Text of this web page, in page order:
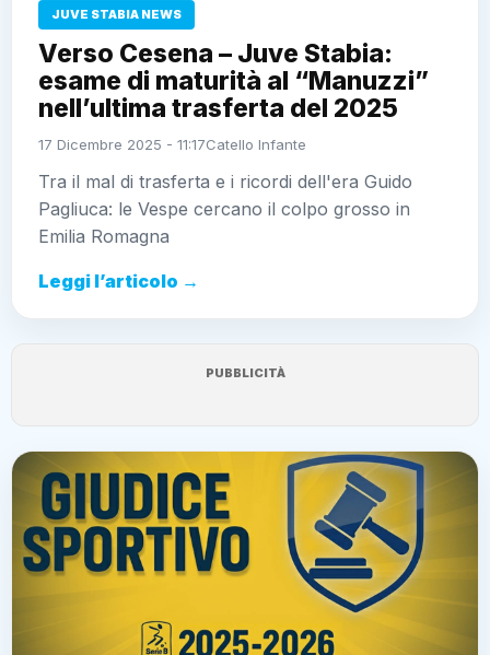
JUVE STABIA NEWS
Verso Cesena – Juve Stabia:
esame di maturità al “Manuzzi”
nell’ultima trasferta del 2025
17 Dicembre 2025 - 11:17Catello Infante
Tra il mal di trasferta e i ricordi dell'era Guido
Pagliuca: le Vespe cercano il colpo grosso in
Emilia Romagna
Leggi l’articolo →
PUBBLICITÀ